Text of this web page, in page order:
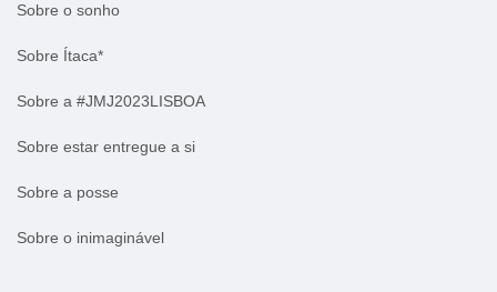
Sobre o sonho
Sobre Ítaca*
Sobre a #JMJ2023LISBOA
Sobre estar entregue a si
Sobre a posse
Sobre o inimaginável